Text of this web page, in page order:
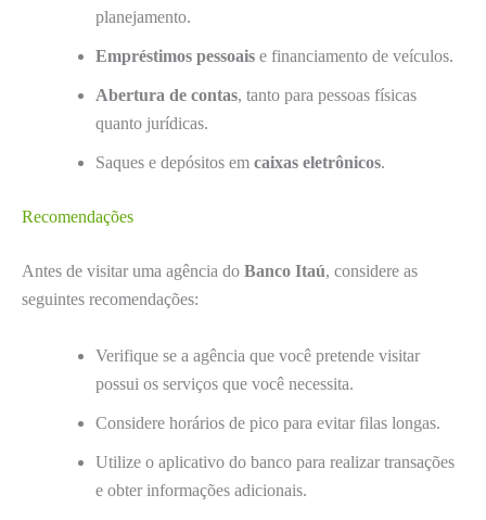
planejamento.
Empréstimos pessoais e financiamento de veículos.
Abertura de contas, tanto para pessoas físicas
quanto jurídicas.
Saques e depósitos em caixas eletrônicos.
Recomendações
Antes de visitar uma agência do Banco Itaú, considere as
seguintes recomendações:
Verifique se a agência que você pretende visitar
possui os serviços que você necessita.
Considere horários de pico para evitar filas longas.
Utilize o aplicativo do banco para realizar transações
e obter informações adicionais.